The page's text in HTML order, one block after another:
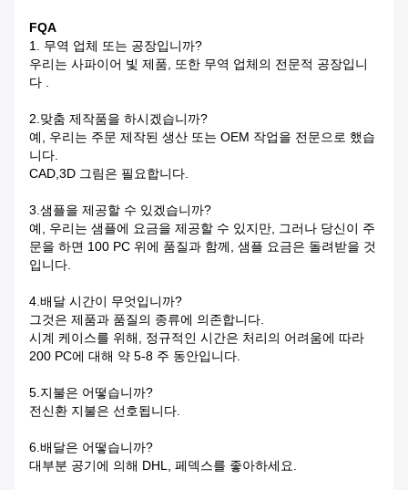
FQA
1. 무역 업체 또는 공장입니까?
우리는 사파이어 빛 제품, 또한 무역 업체의 전문적 공장입니
다 .
2.맞춤 제작품을 하시겠습니까?
예, 우리는 주문 제작된 생산 또는 OEM 작업을 전문으로 했습
니다.
CAD,3D 그림은 필요합니다.
3.샘플을 제공할 수 있겠습니까?
예, 우리는 샘플에 요금을 제공할 수 있지만, 그러나 당신이 주
문을 하면 100 PC 위에 품질과 함께, 샘플 요금은 돌려받을 것
입니다.
4.배달 시간이 무엇입니까?
그것은 제품과 품질의 종류에 의존합니다.
시계 케이스를 위해, 정규적인 시간은 처리의 어려움에 따라
200 PC에 대해 약 5-8 주 동안입니다.
5.지불은 어떻습니까?
전신환 지불은 선호됩니다.
6.배달은 어떻습니까?
대부분 공기에 의해 DHL, 페덱스를 좋아하세요.